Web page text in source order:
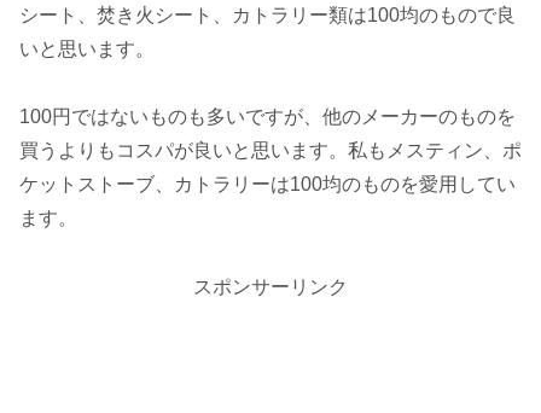
シート、焚き火シート、カトラリー類は100均のもので良
いと思います。
100円ではないものも多いですが、他のメーカーのものを
買うよりもコスパが良いと思います。私もメスティン、ポ
ケットストーブ、カトラリーは100均のものを愛用してい
ます。
スポンサーリンク